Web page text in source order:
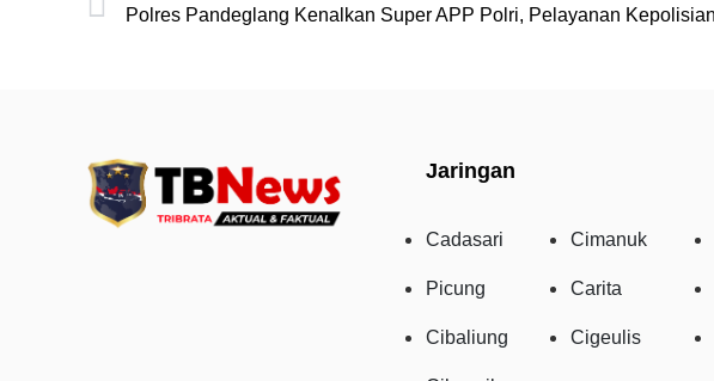
Jaringan
Cadasari Cimanuk
Picung Carita
Cibaliung Cigeulis